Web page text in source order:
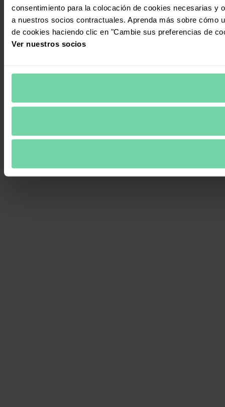
consentimiento para la colocación de cookies necesarias
a nuestros socios contractuales. Aprenda más sobre cómo
de cookies haciendo clic en "Cambie sus preferencias de
Ver nuestros socios